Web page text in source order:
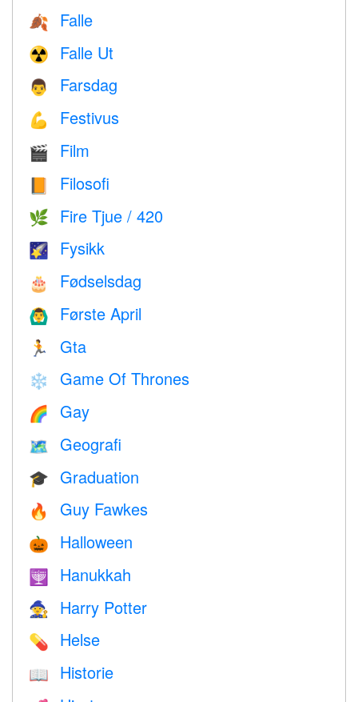
🍂 Falle
☢️ Falle Ut
👨 Farsdag
💪 Festivus
🎬 Film
📙 Filosofi
🌿 Fire Tjue / 420
🌠 Fysikk
🎂 Fødselsdag
🙆‍♂️ Første April
🏃 Gta
❄️ Game Of Thrones
🌈 Gay
🗺 Geografi
🎓 Graduation
🔥 Guy Fawkes
🎃 Halloween
🕎 Hanukkah
🧙 Harry Potter
💊 Helse
📖 Historie